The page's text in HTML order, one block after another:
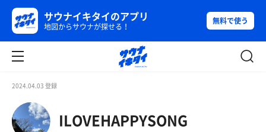
サウナイキタイのアプリ
地図からサウナが探せる！
無料で使う
2024.04.03 登録
ILOVEHAPPYSONG